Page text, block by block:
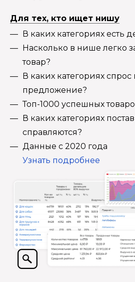
Для тех, кто ищет нишу
В каких категориях есть
Насколько в нише легко
товар?
В каких категориях
предложение?
Топ-1000 успешных
В каких категориях
справляются?
Данные с 2020 года
Узнать подробнее